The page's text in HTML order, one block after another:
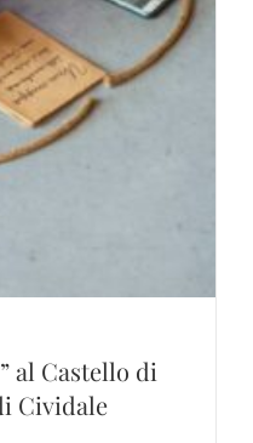
al Castello di
Cividale